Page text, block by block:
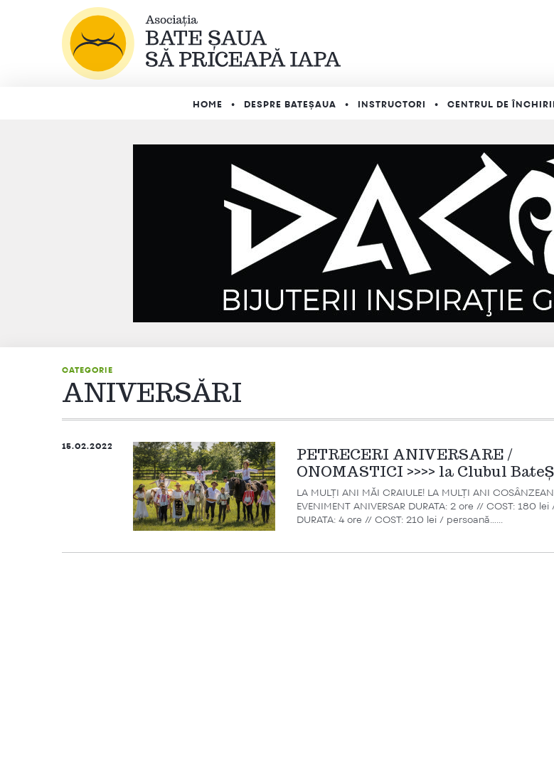
HOME DESPRE BATEȘAUA INSTRUCTORI CENTRUL DE
CATEGORIE
ANIVERSĂRI
15.02.2022
PETRECERI ANIVERSARE /
ONOMASTICI >>>> la Clubul
LA MULȚI ANI MĂI CRAIULE! LA MULȚI ANI
EVENIMENT ANIVERSAR DURATA: 2 ore // COST: 180
DURATA: 4 ore // COST: 210 lei / persoană…...